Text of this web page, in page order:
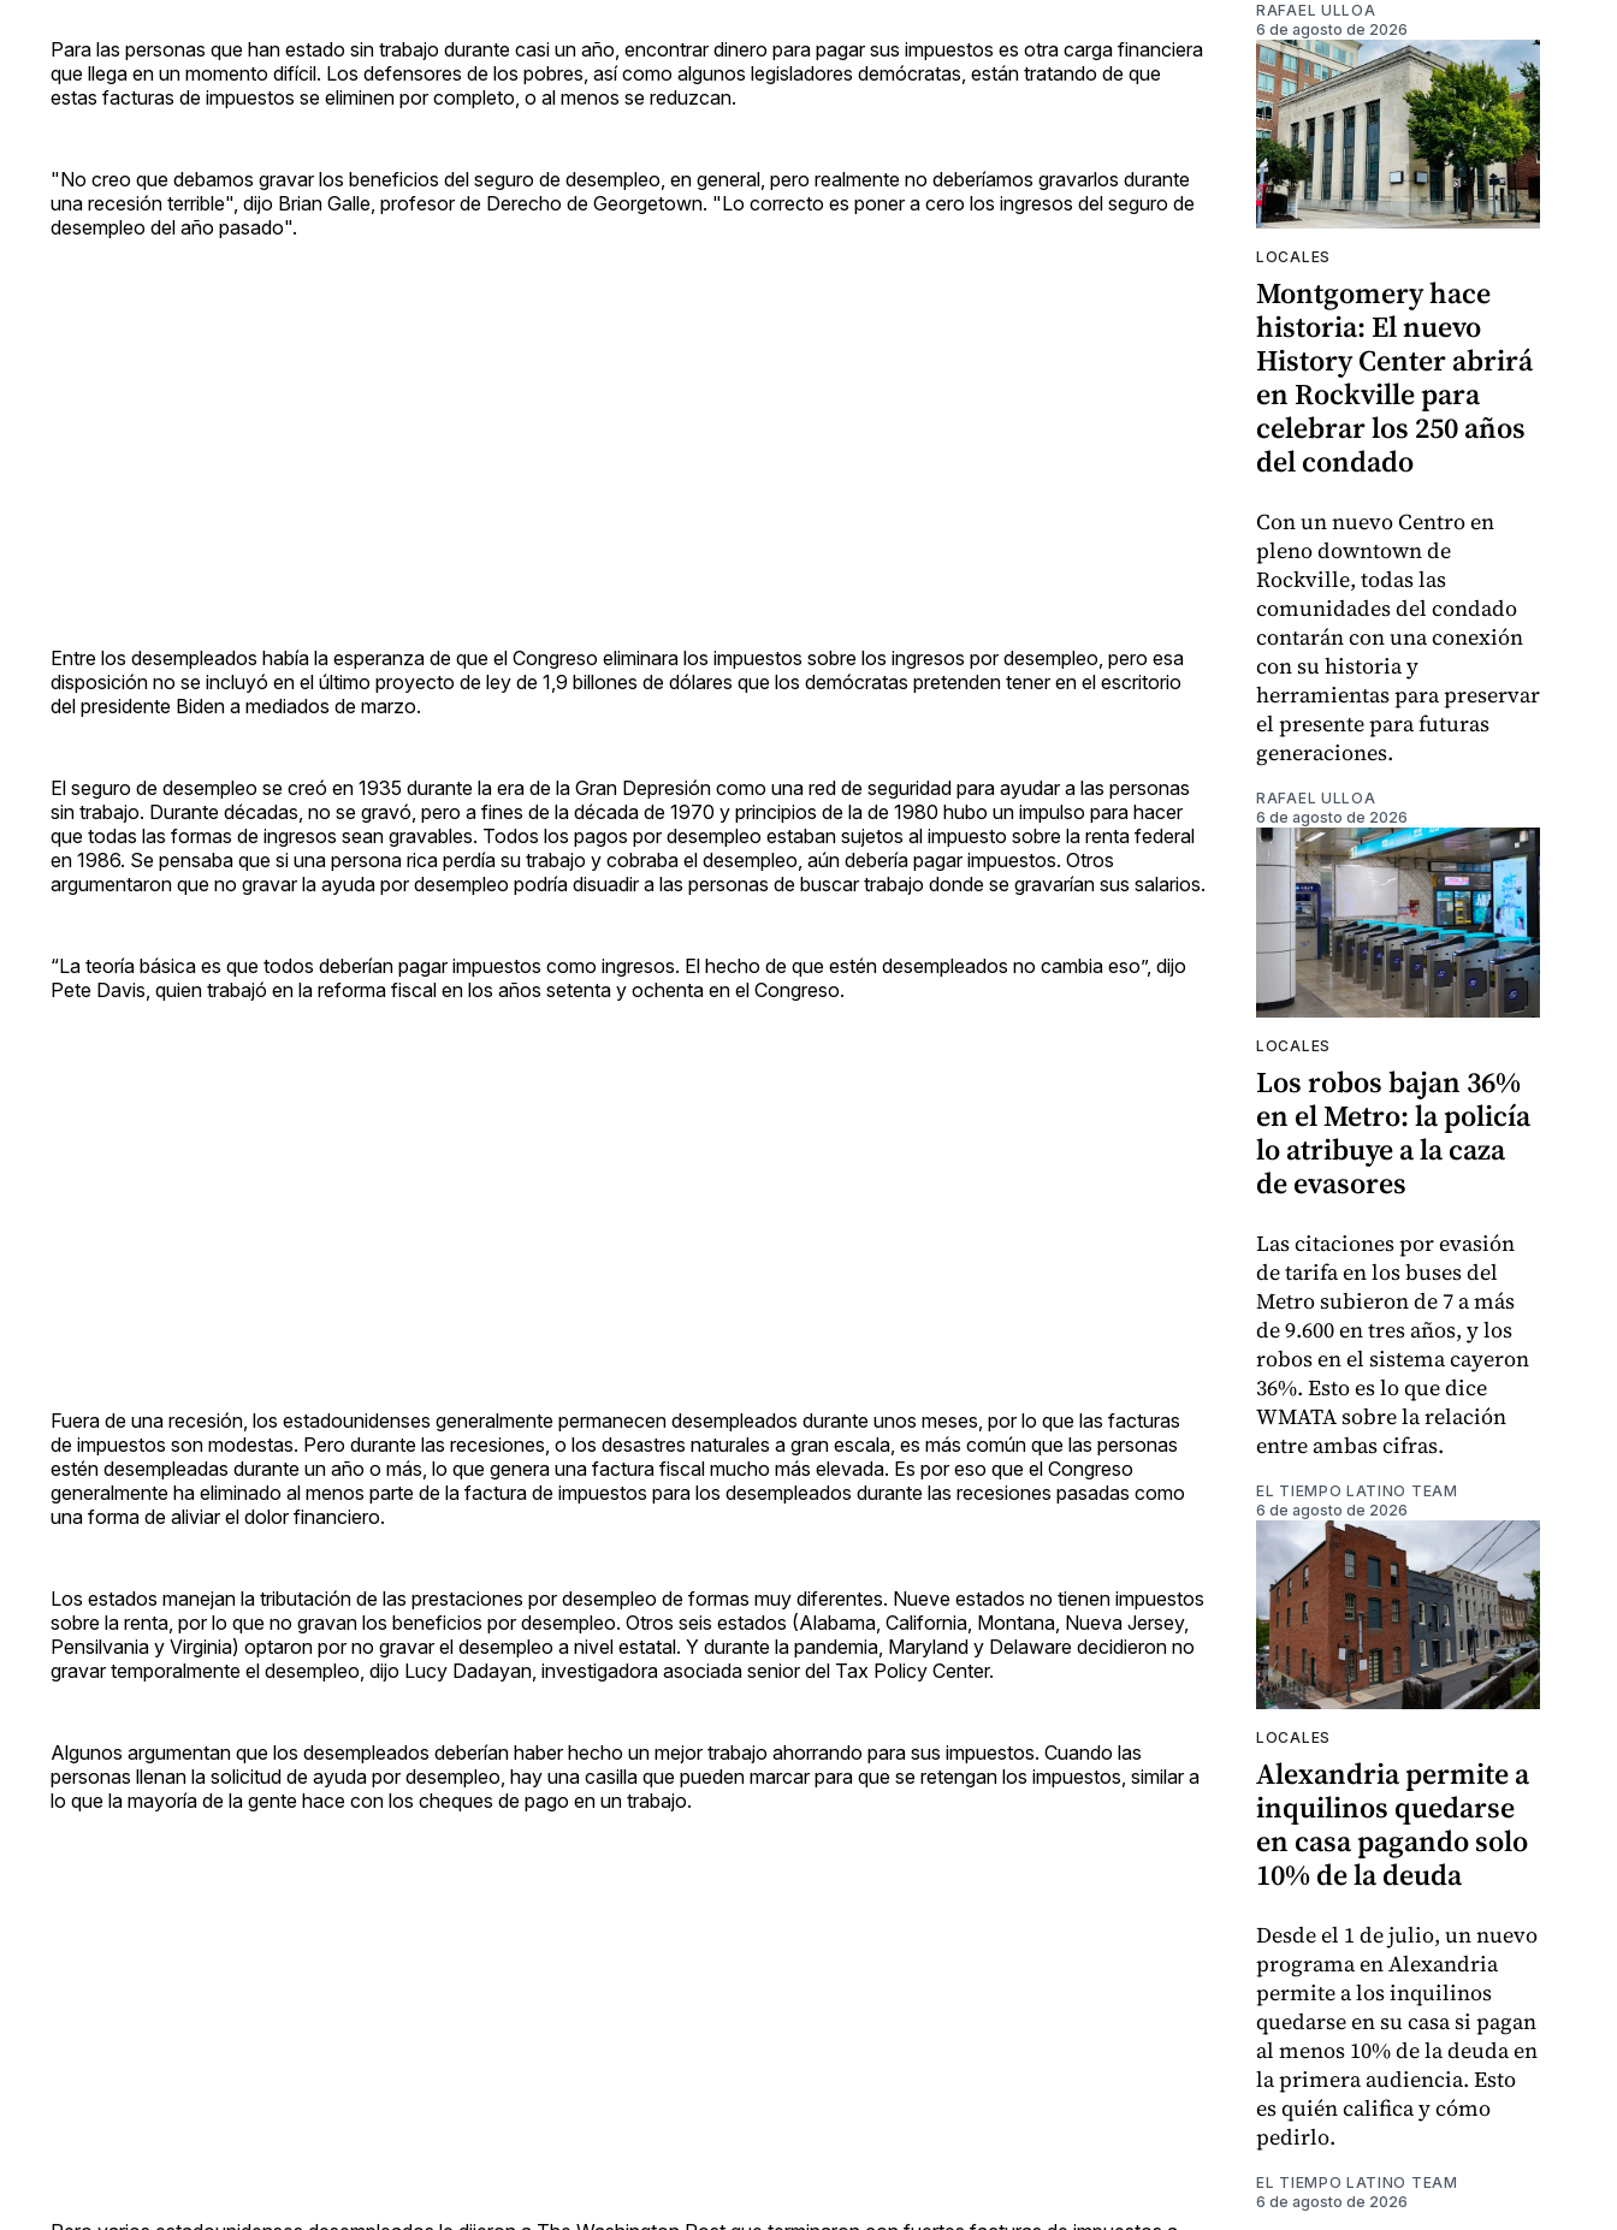
Para las personas que han estado sin trabajo durante casi un año, encontrar dinero para pagar sus impuestos es otra carga financiera
que llega en un momento difícil. Los defensores de los pobres, así como algunos legisladores demócratas, están tratando de que
estas facturas de impuestos se eliminen por completo, o al menos se reduzcan.
"No creo que debamos gravar los beneficios del seguro de desempleo, en general, pero realmente no deberíamos gravarlos durante
una recesión terrible", dijo Brian Galle, profesor de Derecho de Georgetown. "Lo correcto es poner a cero los ingresos del seguro de
desempleo del año pasado".
Entre los desempleados había la esperanza de que el Congreso eliminara los impuestos sobre los ingresos por desempleo, pero esa
disposición no se incluyó en el último proyecto de ley de 1,9 billones de dólares que los demócratas pretenden tener en el escritorio
del presidente Biden a mediados de marzo.
El seguro de desempleo se creó en 1935 durante la era de la Gran Depresión como una red de seguridad para ayudar a las personas
sin trabajo. Durante décadas, no se gravó, pero a fines de la década de 1970 y principios de la de 1980 hubo un impulso para hacer
que todas las formas de ingresos sean gravables. Todos los pagos por desempleo estaban sujetos al impuesto sobre la renta federal
en 1986. Se pensaba que si una persona rica perdía su trabajo y cobraba el desempleo, aún debería pagar impuestos. Otros
argumentaron que no gravar la ayuda por desempleo podría disuadir a las personas de buscar trabajo donde se gravarían sus salarios.
“La teoría básica es que todos deberían pagar impuestos como ingresos. El hecho de que estén desempleados no cambia eso”, dijo
Pete Davis, quien trabajó en la reforma fiscal en los años setenta y ochenta en el Congreso.
Fuera de una recesión, los estadounidenses generalmente permanecen desempleados durante unos meses, por lo que las facturas
de impuestos son modestas. Pero durante las recesiones, o los desastres naturales a gran escala, es más común que las personas
estén desempleadas durante un año o más, lo que genera una factura fiscal mucho más elevada. Es por eso que el Congreso
generalmente ha eliminado al menos parte de la factura de impuestos para los desempleados durante las recesiones pasadas como
una forma de aliviar el dolor financiero.
Los estados manejan la tributación de las prestaciones por desempleo de formas muy diferentes. Nueve estados no tienen impuestos
sobre la renta, por lo que no gravan los beneficios por desempleo. Otros seis estados (Alabama, California, Montana, Nueva Jersey,
Pensilvania y Virginia) optaron por no gravar el desempleo a nivel estatal. Y durante la pandemia, Maryland y Delaware decidieron no
gravar temporalmente el desempleo, dijo Lucy Dadayan, investigadora asociada senior del Tax Policy Center.
Algunos argumentan que los desempleados deberían haber hecho un mejor trabajo ahorrando para sus impuestos. Cuando las
personas llenan la solicitud de ayuda por desempleo, hay una casilla que pueden marcar para que se retengan los impuestos, similar a
lo que la mayoría de la gente hace con los cheques de pago en un trabajo.
RAFAEL ULLOA
6 de agosto de 2026
LOCALES
Montgomery hace
historia: El nuevo
History Center abrirá
en Rockville para
celebrar los 250 años
del condado
Con un nuevo Centro en
pleno downtown de
Rockville, todas las
comunidades del condado
contarán con una conexión
con su historia y
herramientas para preservar
el presente para futuras
generaciones.
RAFAEL ULLOA
6 de agosto de 2026
LOCALES
Los robos bajan 36%
en el Metro: la policía
lo atribuye a la caza
de evasores
Las citaciones por evasión
de tarifa en los buses del
Metro subieron de 7 a más
de 9.600 en tres años, y los
robos en el sistema cayeron
36%. Esto es lo que dice
WMATA sobre la relación
entre ambas cifras.
EL TIEMPO LATINO TEAM
6 de agosto de 2026
LOCALES
Alexandria permite a
inquilinos quedarse
en casa pagando solo
10% de la deuda
Desde el 1 de julio, un nuevo
programa en Alexandria
permite a los inquilinos
quedarse en su casa si pagan
al menos 10% de la deuda en
la primera audiencia. Esto
es quién califica y cómo
pedirlo.
EL TIEMPO LATINO TEAM
6 de agosto de 2026